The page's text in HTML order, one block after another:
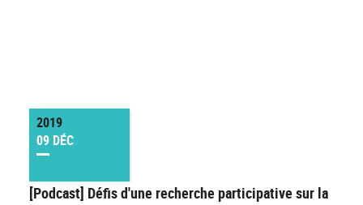
2019
09 DÉC
[Podcast] Défis d'une recherche participative sur la